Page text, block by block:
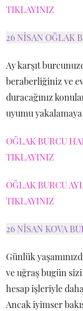
TIKLAYINIZ
26 NİSAN OĞLAK
Ay karşıt
beraberliğiniz ve
duracağınız
uyumu
OĞLAK BURCU
TIKLAYINIZ
OĞLAK BURCU
TIKLAYINIZ
26 NİSAN KOVA
Günlük
ve uğraş bugün
hesap işleriyle
Ancak iyimser